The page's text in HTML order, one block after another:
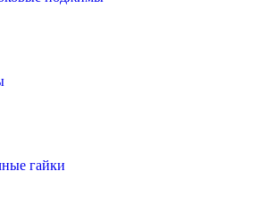
гайки